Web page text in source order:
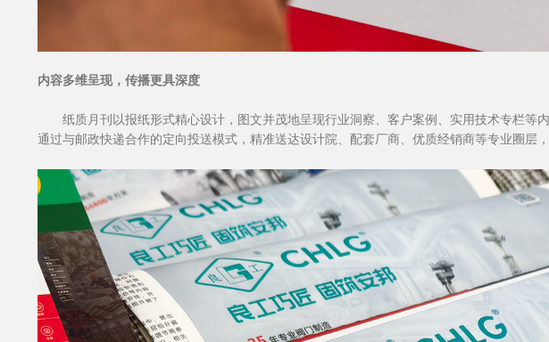
内容多维呈现，传播更具深度
纸质月刊以报纸形式精心设计，图文并茂地呈现行业洞察、客户案例、实用技术专栏
通过与邮政快递合作的定向投送模式，精准送达设计院、配套厂商、优质经销商等专业圈层